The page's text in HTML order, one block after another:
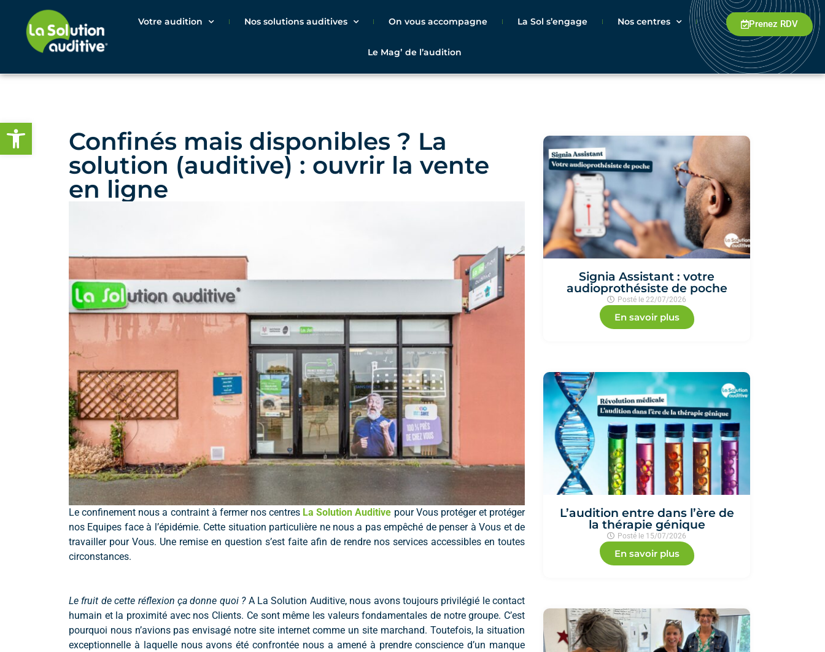
Ouvrir la barre d’outils
Votre audition Nos solutions auditives On vous accompagne La Sol s’engage Nos centres
Le Magʼ de l’audition
Prenez RDV
Confinés mais disponibles ? La
solution (auditive) : ouvrir la vente
en ligne
Le confinement nous a contraint à fermer nos centres La Solution Auditive pour Vous protéger et protéger
nos Equipes face à l’épidémie. Cette situation particulière ne nous a pas empêché de penser à Vous et de
travailler pour Vous. Une remise en question s’est faite afin de rendre nos services accessibles en toutes
circonstances.
Le fruit de cette réflexion ça donne quoi ?A La Solution Auditive, nous avons toujours privilégié le contact
humain et la proximité avec nos Clients. Ce sont même les valeurs fondamentales de notre groupe. C’est
pourquoi nous n’avions pas envisagé notre site internet comme un site marchand. Toutefois, la situation
exceptionnelle à laquelle nous avons été confrontée nous a amené à prendre conscience d’un manque
Signia Assistant : votre
audioprothésiste de poche
Posté le22/07/2026
En savoir plus
L’audition entre dans l’ère de
la thérapie génique
Posté le 15/07/2026
En savoir plus